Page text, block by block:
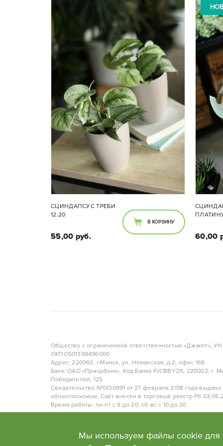
СЦИНДАПСУС ТРЕБИ
12.20
55,00 руб.
В КОРЗИНУ
60,00
Общество с ограниченной ответственностью «Джангл»,
ОКПО501398496000
Адрес: 220063, г.Минск, ул. Нёманская, д.2, офис 168.
Банк: ОАО «Приорбанк», Код Банка PJCBBY2X, 220002, г.
Победителей, 125
Свидетельство №0130991 от 27 февраля 2018 года
облисполкомом. Сайт внесен в торговый реестр Рб
Время работы: пн-пт с 9 до 20, сб-вс с 10 до 20
Мы используем файлы cookie для